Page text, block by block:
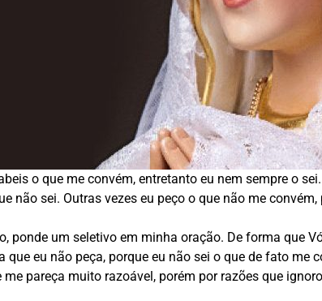
o que me convém, entretanto eu nem sempre o
não sei. Outras vezes eu peço o que não me
ponde um seletivo em minha oração. De forma que
que eu não peça, porque eu não sei o que de fato me
me pareça muito razoável, porém por razões que